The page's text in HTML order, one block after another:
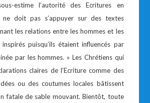
estime l’autorité des Ecritures en
doit pas s’appuyer sur des textes
les relations entre les hommes et les
puisqu’ils étaient influencés par
par les hommes. » Les Chrétiens qui
claires de l’Ecriture comme des
ou des coutumes locales bâtissent
fatale de sable mouvant. Bientôt, toute